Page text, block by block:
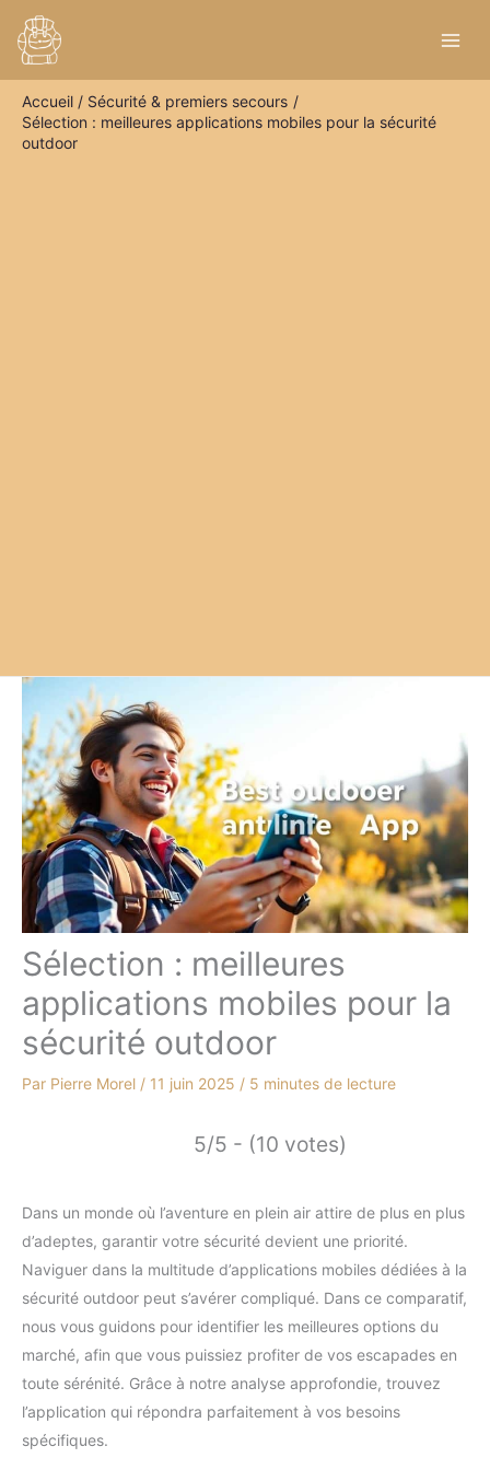
contenu
Accueil
Sécurité & premiers secours
Sélection : meilleures applications mobiles pour la sécurité
outdoor
Sélection : meilleures
applications mobiles pour la
sécurité outdoor
Par Pierre Morel / 11 juin 2025 / 5 minutes de lecture
5/5 - (10 votes)
Dans un monde où l’aventure en plein air attire de plus en plus
d’adeptes, garantir votre sécurité devient une priorité.
Naviguer dans la multitude d’applications mobiles dédiées à la
sécurité outdoor peut s’avérer compliqué. Dans ce comparatif,
nous vous guidons pour identifier les meilleures options du
marché, afin que vous puissiez profiter de vos escapades en
toute sérénité. Grâce à notre analyse approfondie, trouvez
l’application qui répondra parfaitement à vos besoins
spécifiques.
e
h
e